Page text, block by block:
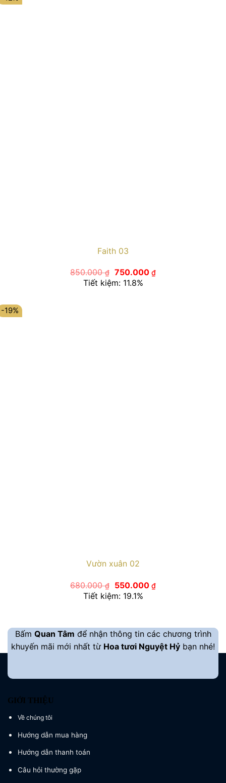
Faith 03
850.000₫ Giá
gốc
là:
750.000 ₫Giá
hiện
Tiết kiệm: 11.8%
-19%
Vườn xuân 02
680.000₫
Giá
gốc
là:
550.000 ₫Giá
hiện
Tiết kiệm: 19.1%
Bấm Quan Tâm để nhận thông tin các chương trình
khuyến mãi mới nhất từ Hoa tươi Nguyệt Hỷ bạn nhé!
GIỚI THIỆU
Về chúng tôi
Hướng dẫn mua hàng
Hướng dẫn thanh toán
Câu hỏi thường gặp